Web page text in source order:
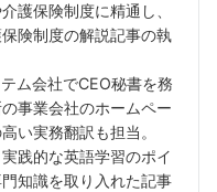
護保険制度に精通し、
険制度の解説記事の執
ム会社でCEO秘書を務
事業会社のホームペー
い実務翻訳も担当。
践的な英語学習のポイ
知識を取り入れた記事